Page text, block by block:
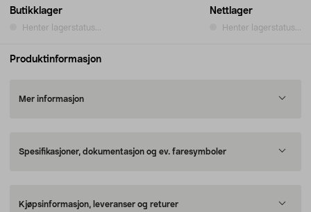
Butikklager
Henter lagerstatus...
Nettlager
Henter lagerstatus...
Produktinformasjon
Mer informasjon
Spesifikasjoner, dokumentasjon og ev. faresymboler
Kjøpsinformasjon, leveranser og returer